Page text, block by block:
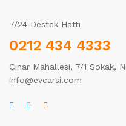
7/24 Destek Hattı
0212 434 4333
Çınar Mahallesi, 7/1 Sokak,
info@evcarsi.com